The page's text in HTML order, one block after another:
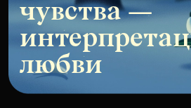
чувства —
любви